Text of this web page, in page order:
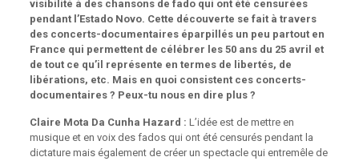
visibilité à des chansons de fado qui ont été censurées
pendant l’Estado Novo. Cette découverte se fait à travers
des concerts-documentaires éparpillés un peu partout en
France qui permettent de célébrer les 50 ans du 25 avril et
de tout ce qu’il représente en termes de libertés, de
libérations, etc. Mais en quoi consistent ces concerts-
documentaires ? Peux-tu nous en dire plus ?
Claire Mota Da Cunha Hazard : L’idée est de mettre en
musique et en voix des fados qui ont été censurés pendant la
dictature mais également de créer un spectacle qui entremêle de